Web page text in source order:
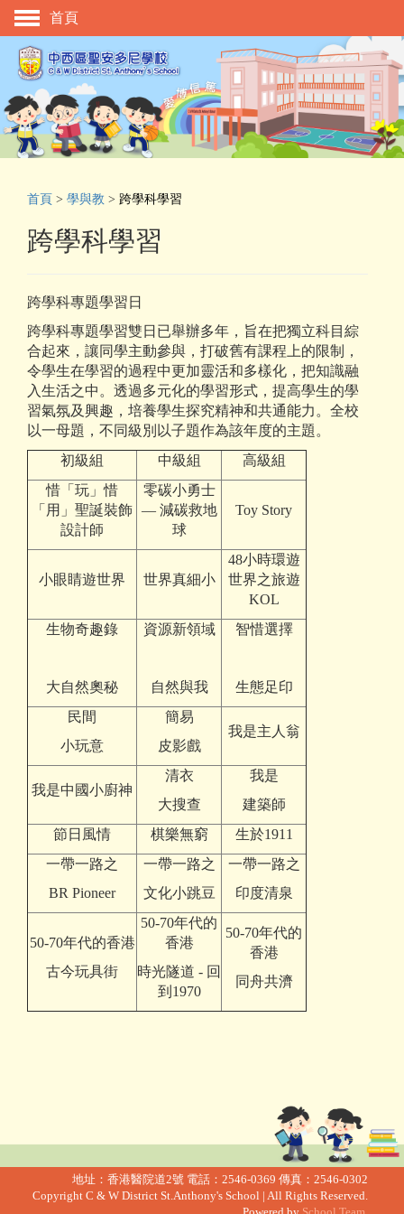
主頁
校慶活動
管理與組織
學與教
相片及影片
升中資訊
入學申請
家長教師會
校友會
首頁
首頁 > 學與教 > 跨學科學習
跨學科學習
跨學科專題學習日
跨學科專題學習雙日已舉辦多年，旨在把獨立科目綜
合起來，讓同學主動參與，打破舊有課程上的限制，
令學生在學習的過程中更加靈活和多樣化，把知識融
入生活之中。透過多元化的學習形式，提高學生的學
習氣氛及興趣，培養學生探究精神和共通能力。全校
以一母題，不同級別以子題作為該年度的主題。
初級組
中級組
高級組
惜「玩」惜
「用」聖誕裝飾
設計師
零碳小勇士
— 減碳救地
球
Toy Story
小眼睛遊世界 世界真細小
48小時環遊
世界之旅遊
KOL
生物奇趣錄
大自然奧秘
資源新領域
自然與我
智惜選擇
生態足印
民間
小玩意
簡易
皮影戲
我是主人翁
我是中國小廚神
清衣
大搜查
我是
建築師
節日風情
棋樂無窮
生於1911
一帶一路之
BR Pioneer
一帶一路之
文化小跳豆
一帶一路之
印度清泉
50-70年代的香港
古今玩具街
50-70年代的
香港
時光隧道 - 回
到1970
50-70年代的
香港
同舟共濟
地址：香港醫院道2號 電話：2546-0369 傳真：2546-0302
Copyright C & W District St.Anthony's School | All Rights Reserved.